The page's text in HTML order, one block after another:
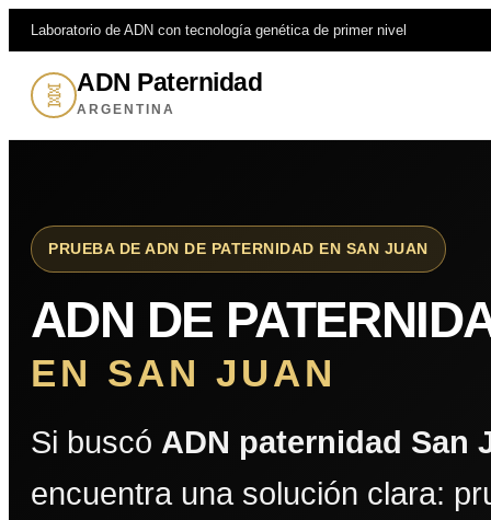
Laboratorio de ADN con tecnología genética de primer nivel
🧬 ADN Paternidad
ARGENTINA
PRUEBA DE ADN DE PATERNIDAD EN SAN JUAN
ADN DE
EN SAN JUAN
Si buscó ADN paternidad San
encuentra una solución clara: